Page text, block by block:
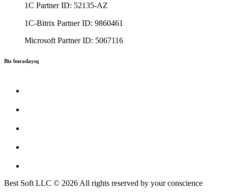
1C Partner ID: 52135-AZ
1C-Bitrix Partner ID: 9860461
Microsoft Partner ID: 5067116
Biz buradayıq
Best Soft LLC © 2026 All rights reserved by your conscience